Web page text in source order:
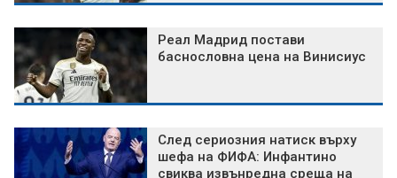
Реал Мадрид постави
баснословна цена на Винисиус
След сериозния натиск върху
шефа на ФИФА: Инфантино
свиква извънредна среща на